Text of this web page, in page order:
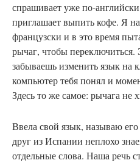
спрашивает уже по-
приглашает выпить кофе. Я
французски и в это время
рычаг, чтобы переключиться.
забываешь изменить язык на
компьютер тебя понял и
Здесь то же самое: рычага не
Ввела свой язык, называю
друг из Испании неплохо
отдельные слова. Наша речь